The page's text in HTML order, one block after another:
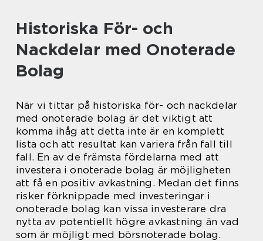
Historiska För- och
Nackdelar med Onoterade
Bolag
När vi tittar på historiska för- och nackdelar
med onoterade bolag är det viktigt att
komma ihåg att detta inte är en komplett
lista och att resultat kan variera från fall till
fall. En av de främsta fördelarna med att
investera i onoterade bolag är möjligheten
att få en positiv avkastning. Medan det finns
risker förknippade med investeringar i
onoterade bolag kan vissa investerare dra
nytta av potentiellt högre avkastning än vad
som är möjligt med börsnoterade bolag.